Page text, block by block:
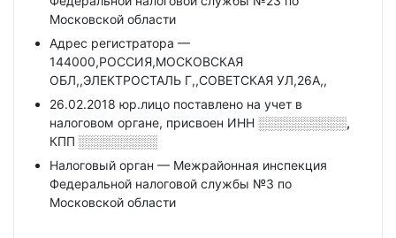
Московской области
Адрес регистратора —
144000,РОССИЯ,МОСКОВСКАЯ
ОБЛ,,ЭЛЕКТРОСТАЛЬ Г,,СОВЕТСКАЯ УЛ,26А,,
26.02.2018 юр.лицо поставлено на учет в
налоговом органе, присвоен ИНН ░░░░░░░░░░,
КПП ░░░░░░░░░
Налоговый орган — Межрайонная инспекция
Федеральной налоговой службы №3 по
Московской области